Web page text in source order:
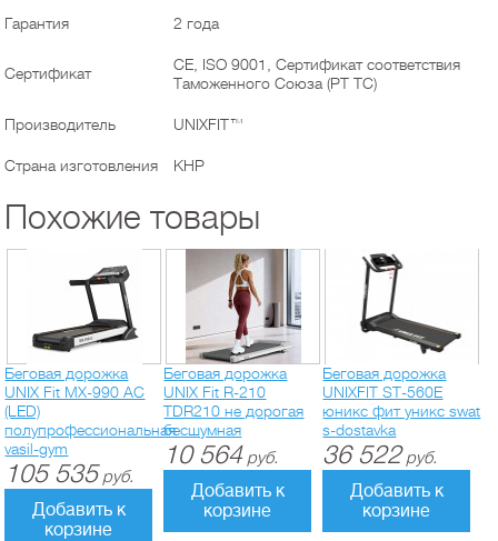
Гарантия 2 года
Сертификат
CE, ISO 9001, Сертификат соответствия
Таможенного Союза (РТ ТС)
Производитель UNIXFIT™
Страна изготовления КНР
Похожие товары
Беговая дорожка
UNIX Fit MX-990 AC
(LED)
полупрофессиональная
vasil-gym
105 535 руб.
Добавить к
корзине
Беговая дорожка
UNIX Fit R-210
TDR210 не дорогая
бесшумная
10 564 руб.
Добавить к
корзине
Беговая дорожка
UNIXFIT ST-560E
юникс фит уникс swat
s-dostavka
36 522 руб.
Добавить к
корзине